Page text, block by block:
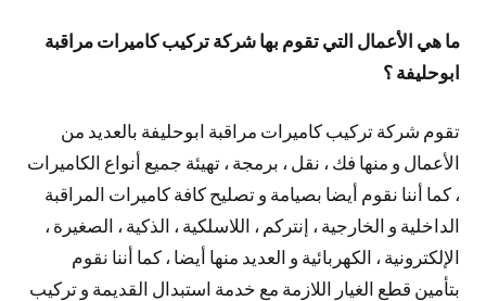
ما هي الأعمال التي تقوم بها شركة تركيب كاميرات مراقبة
ابوحليفة ؟
تقوم شركة تركيب كاميرات مراقبة ابوحليفة بالعديد من
الأعمال و منها فك ، نقل ، برمجة ، تهيئة جميع أنواع الكاميرات
، كما أننا نقوم أيضا بصيامة و تصليح كافة كاميرات المراقبة
الداخلية و الخارجية ، إنتركم ، اللاسلكية ، الذكية ، الصغيرة ،
الإلكترونية ، الكهربائية و العديد منها أيضا ، كما أننا نقوم
بتأمين قطع الغيار اللازمة مع خدمة استبدال القديمة و تركيب